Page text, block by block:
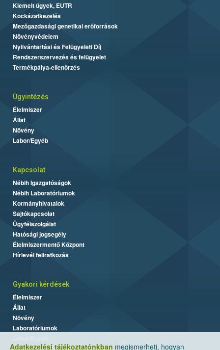
Adatkezelési tájékoztatónkban megismerheti, hogyan
Kiemelt ügyek, EUTR
Kockázatkezelés
Mezőgazdasági genetikai erőforrások
Növényvédelem
Nyilvántartási és Felügyeleti Díj
Rendszerszervezés és felügyelet
Termékpálya-ellenőrzés
Ügyintézés
Élelmiszer
Állat
Növény
Labor/Egyéb
Kapcsolat
Nébih Igazgatóságok
Nébih Laboratóriumok
Kormányhivatalok
Sajtókapcsolat
Ügyfélszolgálat
Hatósági jogsegély
Élelmiszermentő Központ
Hírlevél feliratkozás
Gyakori kérdések
Élelmiszer
Állat
Növény
Laboratóriumok